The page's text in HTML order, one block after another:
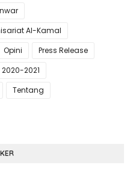
Al-Kamal
Opini
Press Release
2021
Tentang